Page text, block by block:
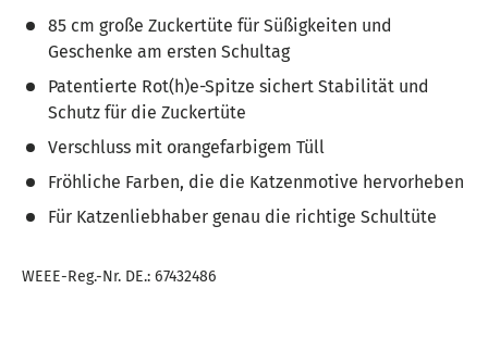
85 cm große Zuckertüte für Süßigkeiten und
Geschenke am ersten Schultag
Patentierte Rot(h)e-Spitze sichert Stabilität und
Schutz für die Zuckertüte
Verschluss mit orangefarbigem Tüll
Fröhliche Farben, die die Katzenmotive hervorheben
Für Katzenliebhaber genau die richtige Schultüte
WEEE-Reg.-Nr. DE.: 67432486